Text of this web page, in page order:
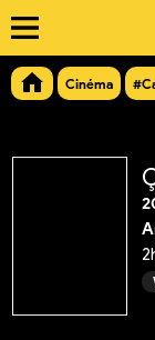
Cinéma